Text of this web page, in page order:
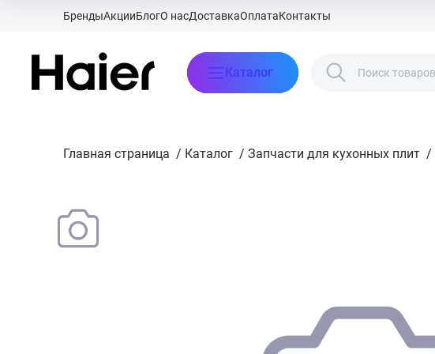
БрендыАкцииБлогО насДоставкаОплатаКонтакты
Каталог
Главная страница / Каталог / Запчасти для кухонных плит /